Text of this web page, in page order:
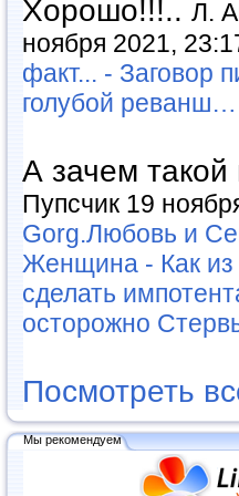
Хорошо!!!.. Л.
ноября 2021,
факт... - Заговор
голубой реванш…
А зачем такой
Пупсчик 19
Gorg.Любовь и
Женщина - Как
сделать
осторожно
Посмотреть
Мы рекомендуем